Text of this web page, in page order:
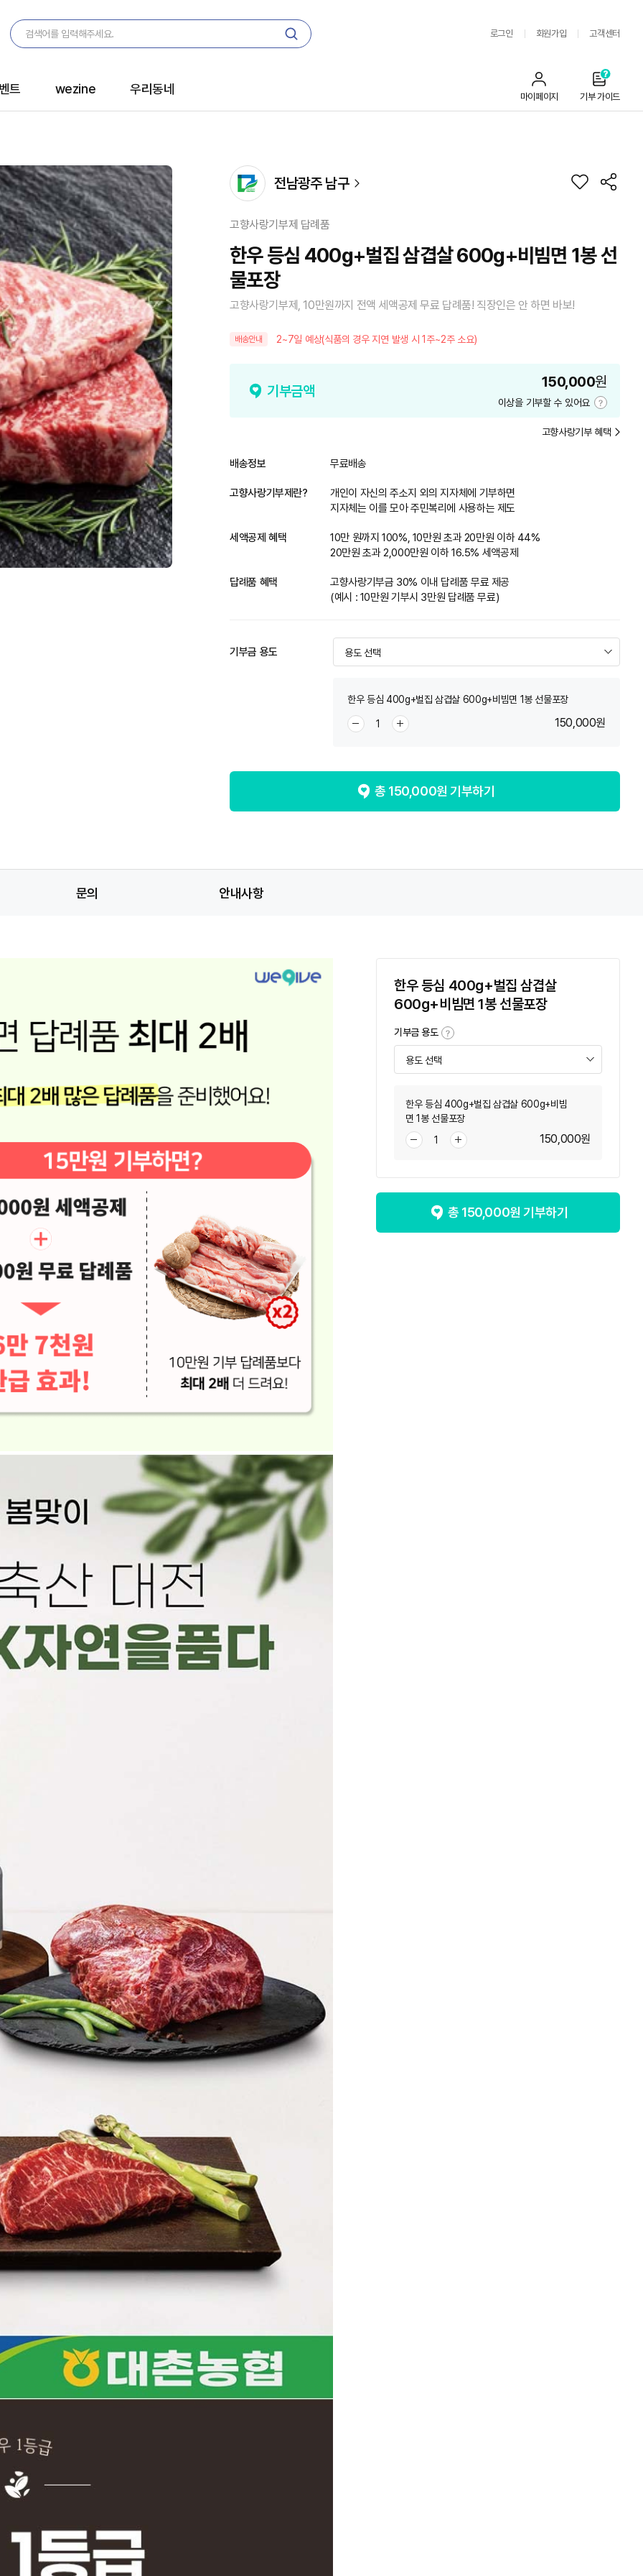
로그인 회원가입 고객센터
트 wezine 우리동네
마이페이지 기부 가이드
전남광주 남구
고향사랑기부제 답례품
한우 등심 400g+벌집 삼겹살 600g+비빔면 1봉 선
물포장
고향사랑기부제, 10만원까지 전액 세액공제 무료 답례품! 직장인은 안 하면 바보!
배송안내 2~7일 예상(식품의 경우 지연 발생 시 1주~2주 소요)
기부금액
150,000원
이상을 기부할 수 있어요
기
금
고향사랑기부 혜택
배송정보 무료배송
고향사랑기부제란?
개인이 자신의 주소지 외의 지자체에 기부하면
지자체는 이를 모아 주민복리에 사용하는 제도
세액공제 혜택
10만 원까지 100%, 10만원 초과 20만원 이하 44%
20만원 초과 2,000만원 이하 16.5% 세액공제
답례품 혜택
고향사랑기부금 30% 이내 답례품 무료 제공
(예시 : 10만원 기부시 3만원 답례품 무료)
기부금 용도
한우 등심 400g+벌집 삼겹살 600g+비빔면 1봉 선물포장
150,000원
총 150,000원 기부하기
문의 안내사항
한우 등심 400g+벌집 삼겹살
600g+비빔면 1봉 선물포장
기부금 용도
한우 등심 400g+벌집 삼겹살 600g+비빔
면 1봉 선물포장
150,000원
총 150,000원 기부하기